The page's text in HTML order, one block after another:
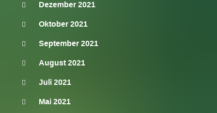
Dezember 2021
Oktober 2021
September 2021
August 2021
Juli 2021
Mai 2021